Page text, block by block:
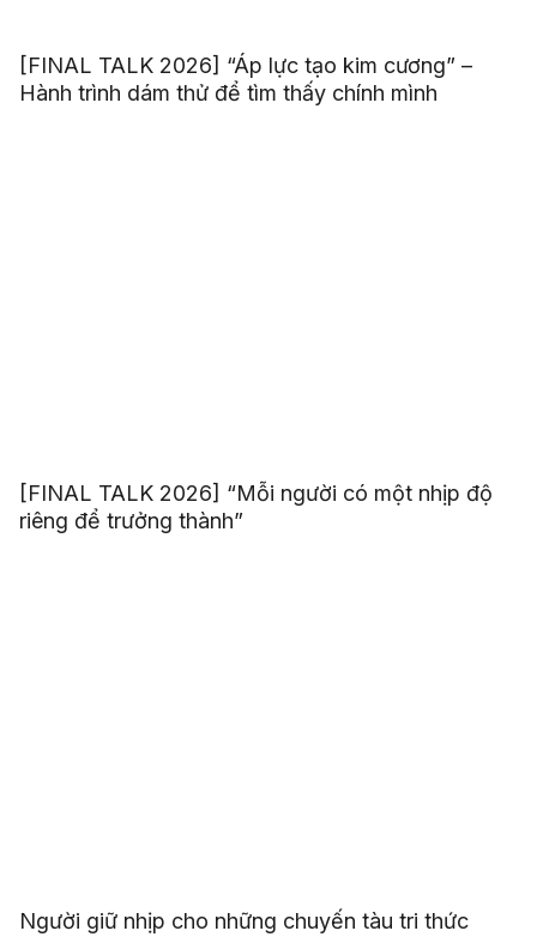
[FINAL TALK 2026] “Áp lực tạo kim cương” –
Hành trình dám thử để tìm thấy chính mình
[FINAL TALK 2026] “Mỗi người có một nhịp độ
riêng để trưởng thành”
Người giữ nhịp cho những chuyến tàu tri thức